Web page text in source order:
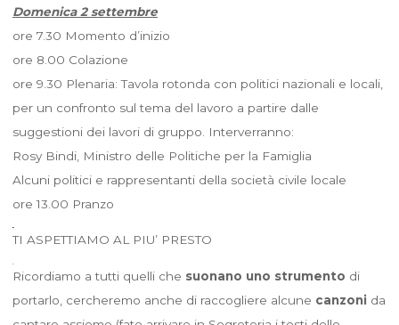
Domenica 2 settembre
ore 7.30 Momento d’inizio
ore 8.00 Colazione
ore 9.30 Plenaria: Tavola rotonda con politici nazionali e locali,
per un confronto sul tema del lavoro a partire dalle
suggestioni dei lavori di gruppo. Interverranno:
Rosy Bindi, Ministro delle Politiche per la Famiglia
Alcuni politici e rappresentanti della società civile locale
ore 13.00 Pranzo
TI ASPETTIAMO AL PIU’ PRESTO
Ricordiamo a tutti quelli che suonano uno strumento di
portarlo, cercheremo anche di raccogliere alcune canzoni da